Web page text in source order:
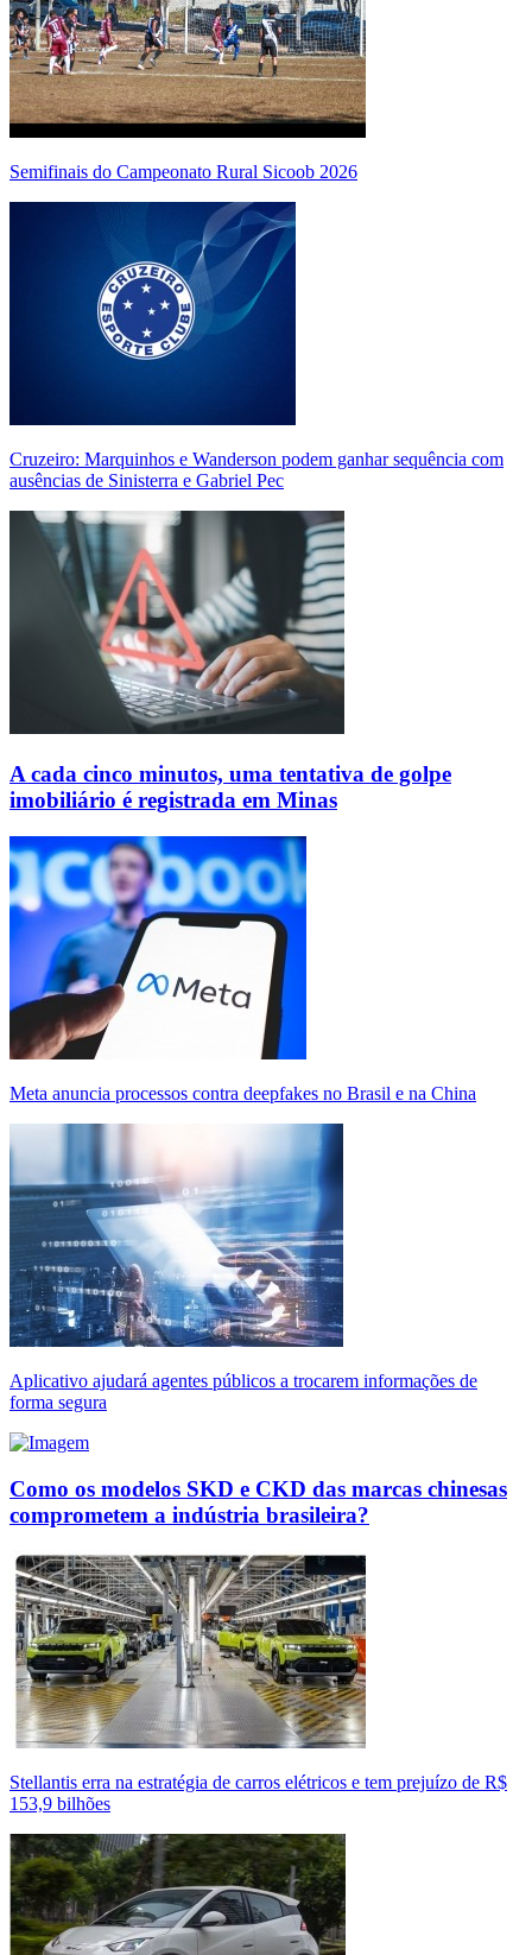
Semifinais do Campeonato Rural Sicoob 2026
Cruzeiro: Marquinhos e Wanderson podem ganhar sequência com
ausências de Sinisterra e Gabriel Pec
A cada cinco minutos, uma tentativa de golpe
imobiliário é registrada em Minas
Meta anuncia processos contra deepfakes no Brasil e na China
Aplicativo ajudará agentes públicos a trocarem informações de
forma segura
Como os modelos SKD e CKD das marcas chinesas
comprometem a indústria brasileira?
Stellantis erra na estratégia de carros elétricos e tem prejuízo de R$
153,9 bilhões